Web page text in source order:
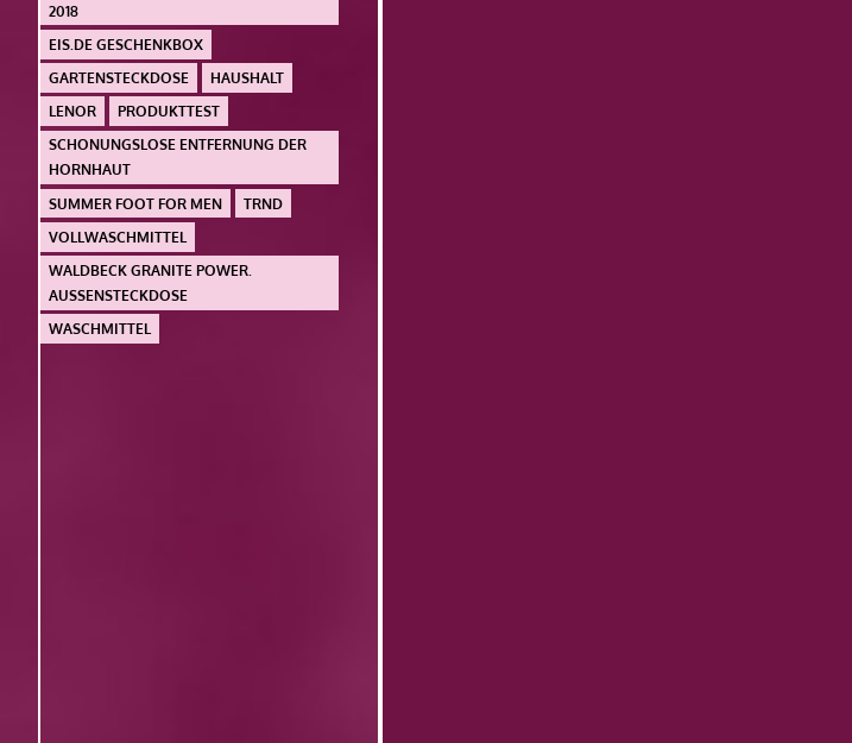
2018
EIS.DE GESCHENKBOX
GARTENSTECKDOSE
HAUSHALT
LENOR
PRODUKTTEST
SCHONUNGSLOSE ENTFERNUNG DER
HORNHAUT
SUMMER FOOT FOR MEN
TRND
VOLLWASCHMITTEL
WALDBECK GRANITE POWER.
AUSSENSTECKDOSE
WASCHMITTEL